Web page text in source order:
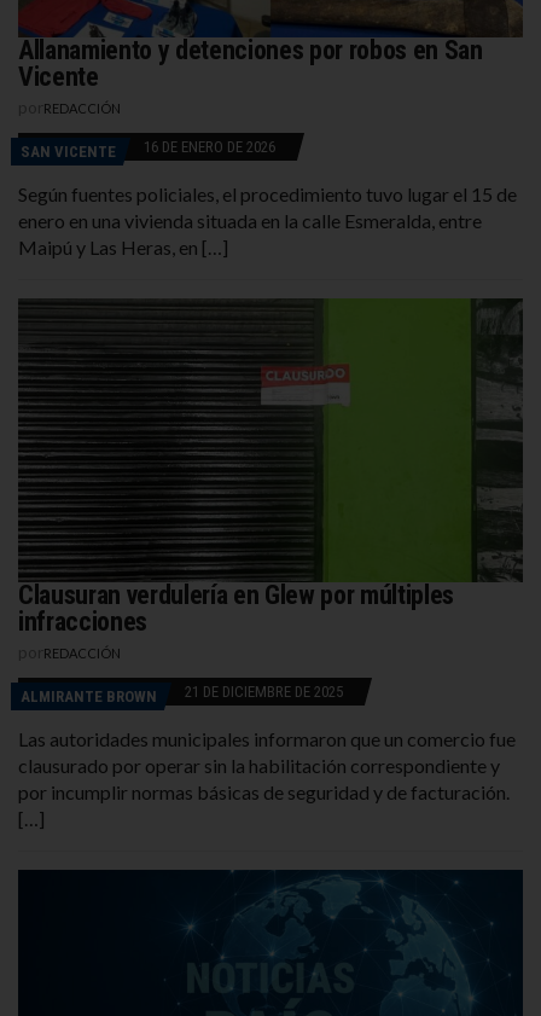
Allanamiento y detenciones por robos en San
Vicente
REDACCIÓN
SAN VICENTE 16 DE ENERO DE 2026
Según fuentes policiales, el procedimiento tuvo lugar el 15 de
enero en una vivienda situada en la calle Esmeralda, entre
Maipú y Las Heras, en […]
Clausuran verdulería en Glew por múltiples
infracciones
REDACCIÓN
ALMIRANTE BROWN 21 DE DICIEMBRE DE 2025
Las autoridades municipales informaron que un comercio fue
clausurado por operar sin la habilitación correspondiente y
por incumplir normas básicas de seguridad y de facturación.
[…]